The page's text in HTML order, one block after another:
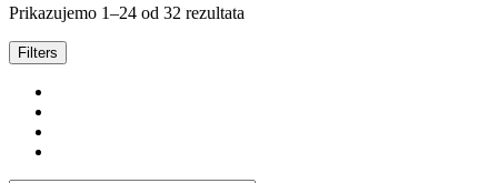
Prikazujemo 1–24 od 32 rezultata
Filters